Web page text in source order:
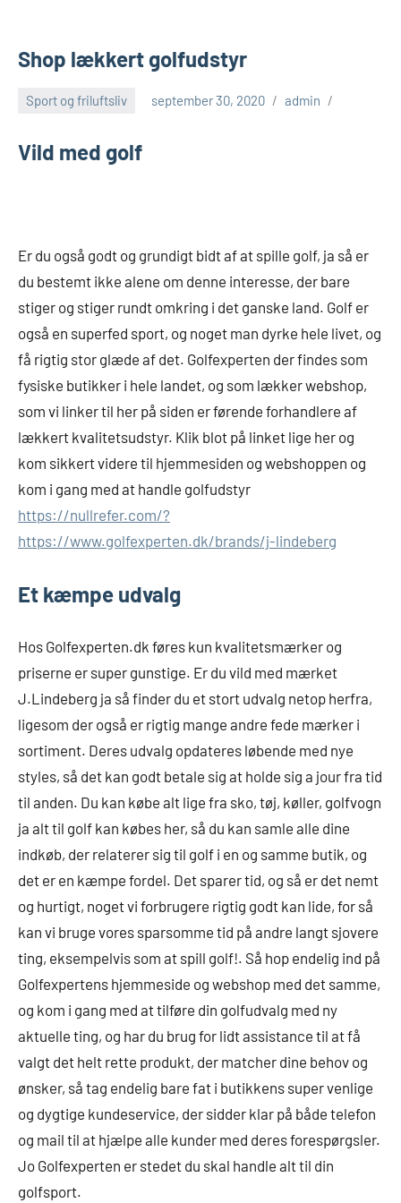
Shop lækkert golfudstyr
Sport og friluftsliv september 30, 2020 admin
Vild med golf
Er du også godt og grundigt bidt af at spille golf, ja så er
du bestemt ikke alene om denne interesse, der bare
stiger og stiger rundt omkring i det ganske land. Golf er
også en superfed sport, og noget man dyrke hele livet, og
få rigtig stor glæde af det. Golfexperten der findes som
fysiske butikker i hele landet, og som lækker webshop,
som vi linker til her på siden er førende forhandlere af
lækkert kvalitetsudstyr. Klik blot på linket lige her og
kom sikkert videre til hjemmesiden og webshoppen og
kom i gang med at handle golfudstyr
https://nullrefer.com/?
https://www.golfexperten.dk/brands/j-lindeberg
Et kæmpe udvalg
Hos Golfexperten.dk føres kun kvalitetsmærker og
priserne er super gunstige. Er du vild med mærket
J.Lindeberg ja så finder du et stort udvalg netop herfra,
ligesom der også er rigtig mange andre fede mærker i
sortiment. Deres udvalg opdateres løbende med nye
styles, så det kan godt betale sig at holde sig a jour fra tid
til anden. Du kan købe alt lige fra sko, tøj, køller, golfvogn
ja alt til golf kan købes her, så du kan samle alle dine
indkøb, der relaterer sig til golf i en og samme butik, og
det er en kæmpe fordel. Det sparer tid, og så er det nemt
og hurtigt, noget vi forbrugere rigtig godt kan lide, for så
kan vi bruge vores sparsomme tid på andre langt sjovere
ting, eksempelvis som at spill golf!. Så hop endelig ind på
Golfexpertens hjemmeside og webshop med det samme,
og kom i gang med at tilføre din golfudvalg med ny
aktuelle ting, og har du brug for lidt assistance til at få
valgt det helt rette produkt, der matcher dine behov og
ønsker, så tag endelig bare fat i butikkens super venlige
og dygtige kundeservice, der sidder klar på både telefon
og mail til at hjælpe alle kunder med deres forespørgsler.
Jo Golfexperten er stedet du skal handle alt til din
golfsport.